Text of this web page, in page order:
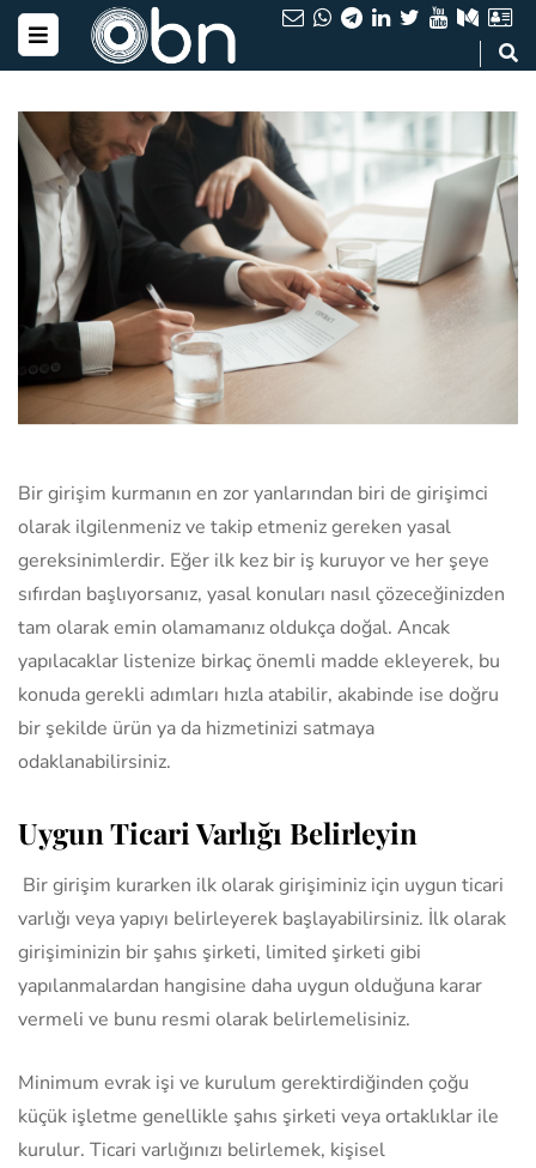
Bir girişim kurmanın en zor yanlarından biri de girişimci
olarak ilgilenmeniz ve takip etmeniz gereken yasal
gereksinimlerdir. Eğer ilk kez bir iş kuruyor ve her şeye
sıfırdan başlıyorsanız, yasal konuları nasıl çözeceğinizden
tam olarak emin olamamanız oldukça doğal. Ancak
yapılacaklar listenize birkaç önemli madde ekleyerek, bu
konuda gerekli adımları hızla atabilir, akabinde ise doğru
bir şekilde ürün ya da hizmetinizi satmaya
odaklanabilirsiniz.
Uygun Ticari Varlığı Belirleyin
Bir girişim kurarken ilk olarak girişiminiz için uygun ticari
varlığı veya yapıyı belirleyerek başlayabilirsiniz. İlk olarak
girişiminizin bir şahıs şirketi, limited şirketi gibi
yapılanmalardan hangisine daha uygun olduğuna karar
vermeli ve bunu resmi olarak belirlemelisiniz.
Minimum evrak işi ve kurulum gerektirdiğinden çoğu
küçük işletme genellikle şahıs şirketi veya ortaklıklar ile
kurulur. Ticari varlığınızı belirlemek, kişisel